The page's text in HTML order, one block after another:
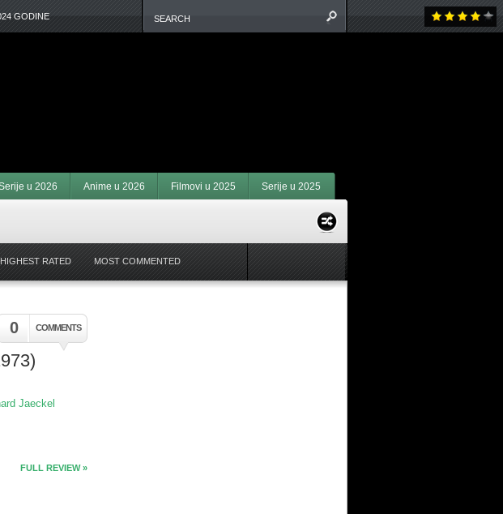
GODINE
u 2026 Anime u 2026 Filmovi u 2025 Serije u 2025
HIGHEST RATED MOST COMMENTED
0 COMMENTS
Jaeckel
FULL REVIEW »